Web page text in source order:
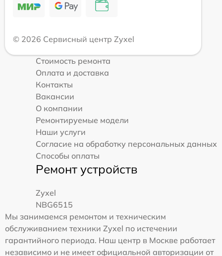
© 2026 Сервисный центр Zyxel
Стоимость ремонта
Оплата и доставка
Контакты
Вакансии
О компании
Ремонтируемые модели
Наши услуги
Согласие на обработку персональных данных
Способы оплаты
Ремонт устройств
Zyxel
NBG6515
Мы занимаемся ремонтом и техническим
обслуживанием техники Zyxel по истечении
гарантийного периода. Наш центр в Москве работает
независимо и не имеет официальной авторизации от